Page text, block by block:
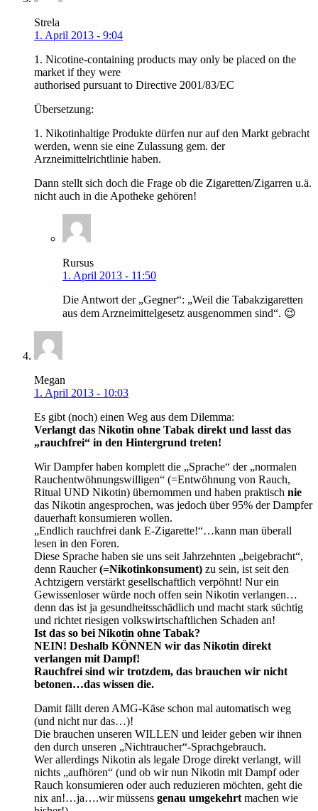
Strela
1. April 2013 - 9:04
1. Nicotine-containing products may only be placed on the
market if they were
authorised pursuant to Directive 2001/83/EC
Übersetzung:
1. Nikotinhaltige Produkte dürfen nur auf den Markt gebracht
werden, wenn sie eine Zulassung gem. der
Arzneimittelrichtlinie haben.
Dann stellt sich doch die Frage ob die Zigaretten/Zigarren u.ä.
nicht auch in die Apotheke gehören!
Rursus
1. April 2013 - 11:50
Die Antwort der „Gegner“: „Weil die Tabakzigaretten
aus dem Arzneimittelgesetz ausgenommen sind“. 😉
Megan
1. April 2013 - 10:03
Es gibt (noch) einen Weg aus dem Dilemma:
Verlangt das Nikotin ohne Tabak direkt und lasst das
„rauchfrei“ in den Hintergrund treten!
Wir Dampfer haben komplett die „Sprache“ der „normalen
Rauchentwöhnungswilligen“ (=Entwöhnung von Rauch,
Ritual UND Nikotin) übernommen und haben praktisch nie
das Nikotin angesprochen, was jedoch über 95% der Dampfer
dauerhaft konsumieren wollen.
„Endlich rauchfrei dank E-Zigarette!“…kann man überall
lesen in den Foren.
Diese Sprache haben sie uns seit Jahrzehnten „beigebracht“,
denn Raucher(=Nikotinkonsument) zu sein, ist seit den
Achtzigern verstärkt gesellschaftlich verpöhnt! Nur ein
Gewissenloser würde noch offen sein Nikotin verlangen…
denn das ist ja gesundheitsschädlich und macht stark süchtig
und richtet riesigen volkswirtschaftlichen Schaden an!
Ist das so bei Nikotin ohne Tabak?
NEIN! Deshalb KÖNNEN wir das Nikotin direkt
verlangen mit Dampf!
Rauchfrei sind wir trotzdem, das brauchen wir nicht
betonen…das wissen die.
Damit fällt deren AMG-Käse schon mal automatisch weg
(und nicht nur das…)!
Die brauchen unseren WILLEN und leider geben wir ihnen
den durch unseren „Nichtraucher“-Sprachgebrauch.
Wer allerdings Nikotin als legale Droge direkt verlangt, will
nichts „aufhören“ (und ob wir nun Nikotin mit Dampf oder
Rauch konsumieren oder auch reduzieren möchten, geht die
nix an!…ja….wir müssens genau umgekehrt machen wie